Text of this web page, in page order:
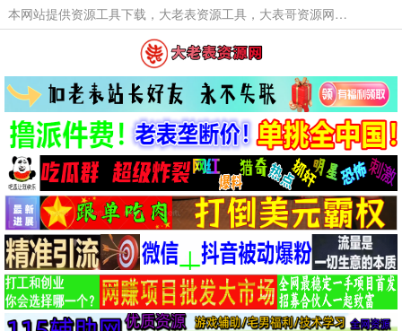
本网站提供资源工具下载，大老表资源工具，大表哥资源网软件工具，大老表资源下载，活动线报福利资源分享,活动线报，大型网游经典游戏，网络热门技术游戏辅助交流与分享。